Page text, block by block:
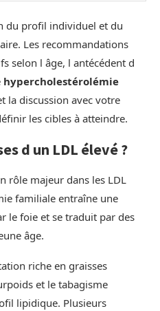
du profil individuel et du
Les recommandations
selon l âge, l antécédent d
hypercholestérolémie
la discussion avec votre
les cibles à atteindre.
d un LDL élevé ?
rôle majeur dans les LDL
familiale entraîne une
le foie et se traduit par des
âge.
riche en graisses
et le tabagisme
lipidique. Plusieurs